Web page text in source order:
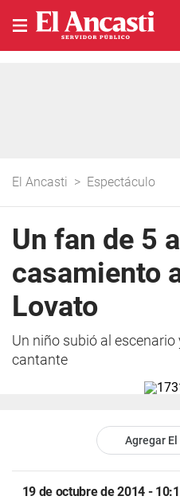
El Ancasti > Espectáculo
Un fan de 5
casamiento
Lovato
Un niño subió al
cantante
Agregar
19 de octubre de 2014 -